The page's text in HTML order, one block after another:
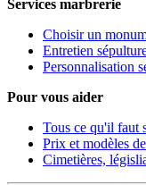
Services marbrerie
Choisir un
Entretien
Personnalisation
Pour vous aider
Tous ce qu'il faut
Prix et modèles
Cimetières,